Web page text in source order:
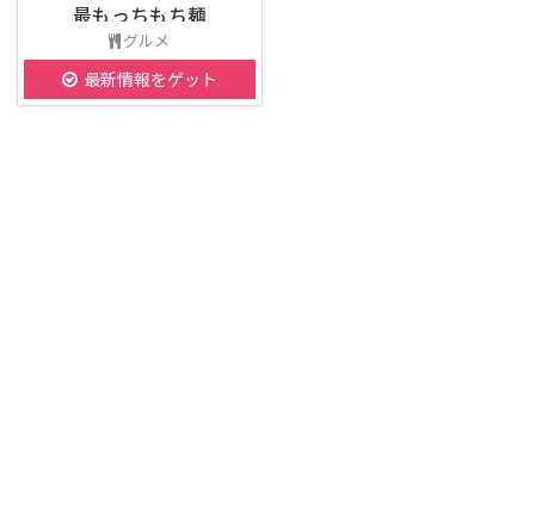
最もっちもち麺
グルメ
最新情報をゲット